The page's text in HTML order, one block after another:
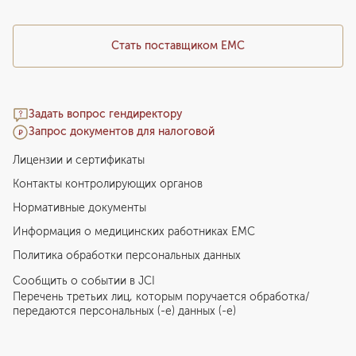
Стать поставщиком ЕМС
Задать вопрос гендиректору
Запрос документов для налоговой
Лицензии и сертификаты
Контакты контролирующих органов
Нормативные документы
Информация о медицинских работниках EMC
Политика обработки персональных данных
Сообщить о событии в JCI
Перечень третьих лиц, которым поручается обработка/
передаются персональных (-е) данных (-е)